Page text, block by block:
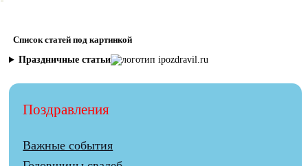
Список статей под картинкой
Праздничные статьи
Поздравления
Важные события